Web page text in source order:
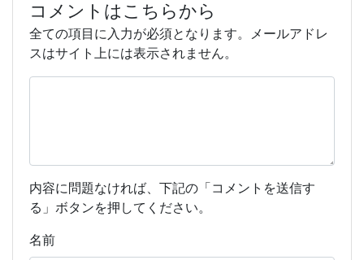
コメントはこちらから
全ての項目に入力が必須となります。メールアドレ
スはサイト上には表示されません。
内容に問題なければ、下記の「コメントを送信す
る」ボタンを押してください。
名前